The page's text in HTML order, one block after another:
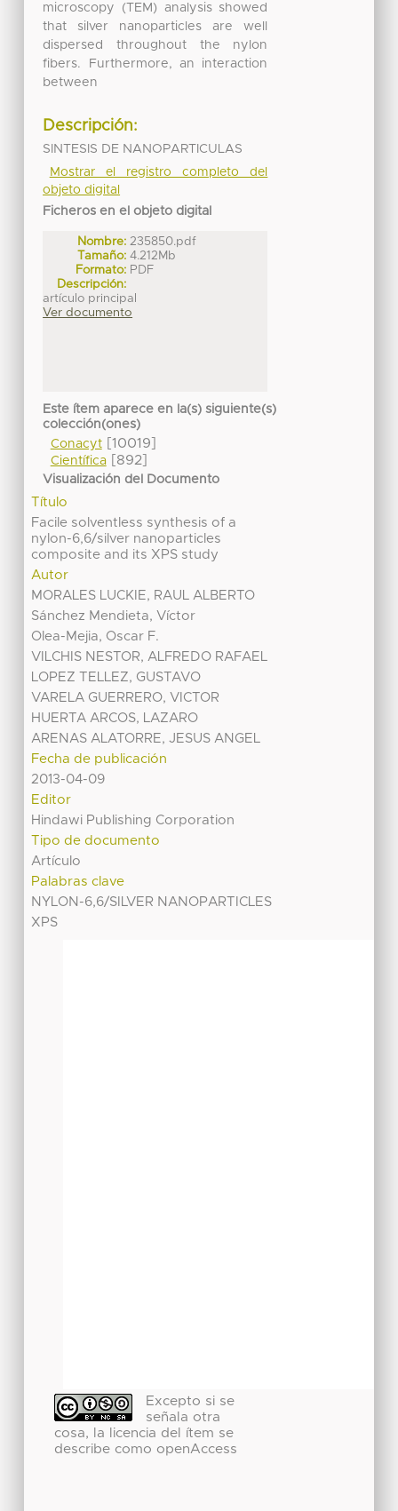
microscopy (TEM) analysis showed
that silver nanoparticles are well
dispersed throughout the nylon
fibers. Furthermore, an interaction
between
Descripción:
SINTESIS DE NANOPARTICULAS
Mostrar el registro completo del
objeto digital
Ficheros en el objeto digital
Nombre: 235850.pdf
Tamaño: 4.212Mb
Formato: PDF
Descripción:
artículo principal
Ver documento
Este ítem aparece en la(s) siguiente(s)
colección(ones)
Conacyt[10019]
Científica[892]
Visualización del Documento
Título
Facile solventless synthesis of a
nylon-6,6/silver nanoparticles
composite and its XPS study
Autor
MORALES LUCKIE, RAUL ALBERTO
Sánchez Mendieta, Víctor
Olea-Mejia, Oscar F.
VILCHIS NESTOR, ALFREDO RAFAEL
LOPEZ TELLEZ, GUSTAVO
VARELA GUERRERO, VICTOR
HUERTA ARCOS, LAZARO
ARENAS ALATORRE, JESUS ANGEL
Fecha de publicación
2013-04-09
Editor
Hindawi Publishing Corporation
Tipo de documento
Artículo
Palabras clave
NYLON-6,6/SILVER NANOPARTICLES
XPS
Excepto si se
señala otra
cosa, la licencia del ítem se
describe como openAccess